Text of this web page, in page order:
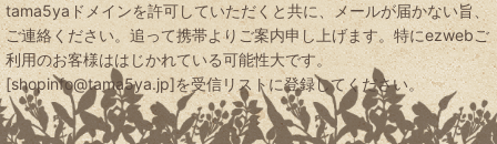
tama5yaドメインを許可していただくと共に、メールが届かない旨、
ご連絡ください。追って携帯よりご案内申し上げます。特にezwebご
利用のお客様ははじかれている可能性大です。
[shopinfo@tama5ya.jp]を受信リストに登録してください。